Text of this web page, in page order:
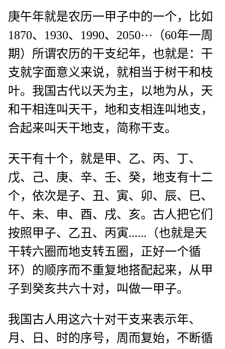
庚午年就是农历一甲子中的一个，比如
1870、1930、1990、2050···（60年一周
期）所谓农历的干支纪年，也就是：干
支就字面意义来说，就相当于树干和枝
叶。我国古代以天为主，以地为从，天
和干相连叫天干，地和支相连叫地支，
合起来叫天干地支，简称干支。
天干有十个，就是甲、乙、丙、丁、
戊、己、庚、辛、壬、癸，地支有十二
个，依次是子、丑、寅、卯、辰、巳、
午、未、申、酉、戌、亥。古人把它们
按照甲子、乙丑、丙寅......（也就是天
干转六圈而地支转五圈，正好一个循
环）的顺序而不重复地搭配起来，从甲
子到癸亥共六十对，叫做一甲子。
我国古人用这六十对干支来表示年、
月、日、时的序号，周而复始，不断循